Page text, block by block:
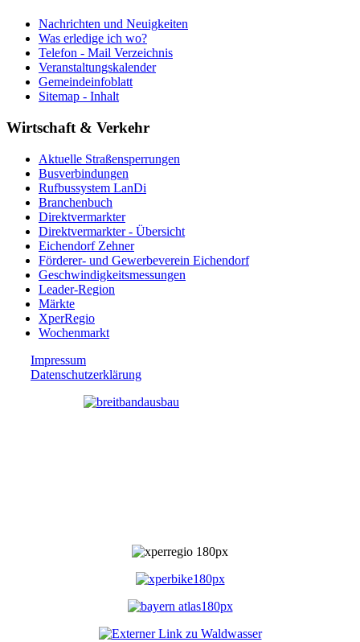
Nachrichten und Neuigkeiten
Was erledige ich wo?
Telefon - Mail Verzeichnis
Veranstaltungskalender
Gemeindeinfoblatt
Sitemap - Inhalt
Wirtschaft & Verkehr
Aktuelle Straßensperrungen
Busverbindungen
Rufbussystem LanDi
Branchenbuch
Direktvermarkter
Direktvermarkter - Übersicht
Eichendorf Zehner
Förderer- und Gewerbeverein Eichendorf
Geschwindigkeitsmessungen
Leader-Region
Märkte
XperRegio
Wochenmarkt
Impressum
Datenschutzerklärung